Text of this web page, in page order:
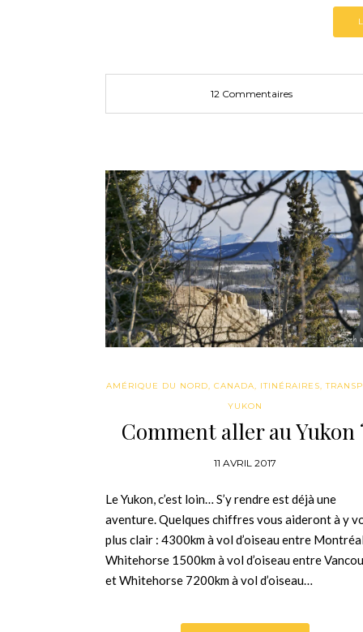
12 Commentaires
AMÉRIQUE DU NORD, CANADA, ITINÉRAIRES,
YUKON
Comment aller au Yukon
11 AVRIL 2017
Le Yukon, c’est loin… S’y rendre est déjà une
aventure. Quelques chiffres vous aideront à y
plus clair : 4300km à vol d’oiseau entre
Whitehorse 1500km à vol d’oiseau entre
et Whitehorse 7200km à vol d’oiseau…